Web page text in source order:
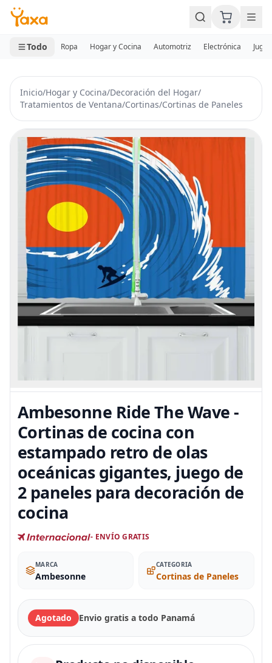
MINI CARRITO
0 productos
Todo Ropa Hogar y Cocina Automotriz Electrónica
Inicio/Hogar y Cocina/Decoración del Hogar/
Tratamientos de Ventana/Cortinas/Cortinas de Paneles
Ambesonne Ride The Wave -
Cortinas de cocina con
estampado retro de olas
oceánicas gigantes, juego de
2 paneles para decoración de
cocina
- ENVÍO GRATIS
MARCA
Ambesonne
CATEGORIA
Cortinas de Paneles
Agotado Envio gratis a todo Panamá